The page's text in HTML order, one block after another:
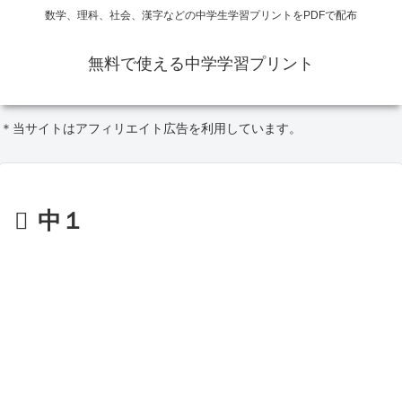
数学、理科、社会、漢字などの中学生学習プリントをPDFで配布
無料で使える中学学習プリント
＊当サイトはアフィリエイト広告を利用しています。
中１